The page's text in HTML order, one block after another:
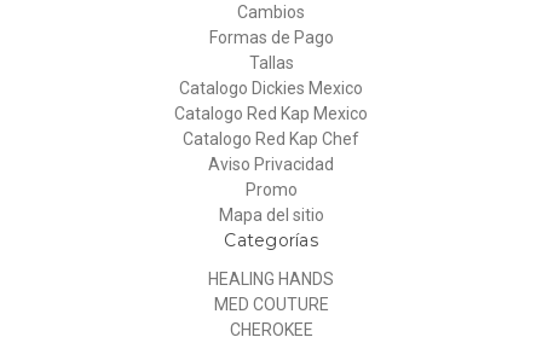
Cambios
Formas de Pago
Tallas
Catalogo Dickies Mexico
Catalogo Red Kap Mexico
Catalogo Red Kap Chef
Aviso Privacidad
Promo
Mapa del sitio
Categorías
HEALING HANDS
MED COUTURE
CHEROKEE